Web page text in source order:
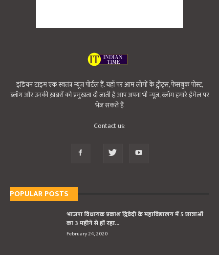
इंडियन टाइम एक स्वतंत्र न्यूज़ पोर्टल हैं. यहाँ पर आम लोगों के ट्वीट्स, फेसबुक पोस्ट,
ब्लॉग और उनकी ख़बरों को प्रमुखता दी जाती हैं आप अपना भी न्यूज़, ब्लॉग हमारे ईमेल पर
भेज सकते हैं
Contact us:
POPULAR POSTS
भाजपा विधायक प्रकाश द्विवेदी के महाविद्यालय में 5 छात्राओं
का 3 महीने से हों रहा...
February 24, 2020